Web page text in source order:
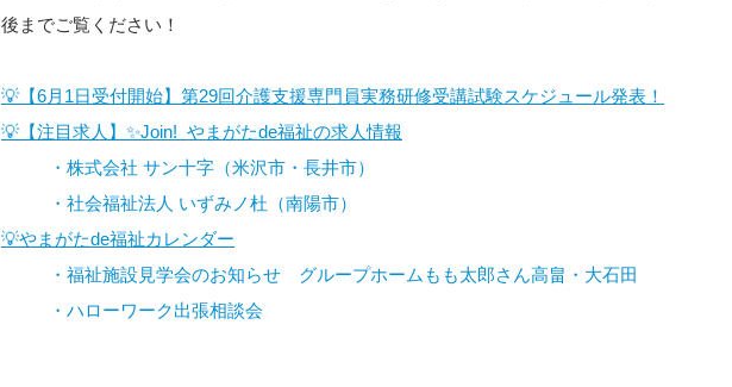
後までご覧ください！
💡【6月1日受付開始】第29回介護支援専門員実務研修受講試験スケジュール発表！
💡【注目求人】✨Join!  やまがたde福祉の求人情報
・株式会社 サン十字（米沢市・長井市）
・社会福祉法人 いずみノ杜（南陽市）
💡やまがたde福祉カレンダー
・福祉施設見学会のお知らせ　グループホームもも太郎さん高畠・大石田
・ハローワーク出張相談会